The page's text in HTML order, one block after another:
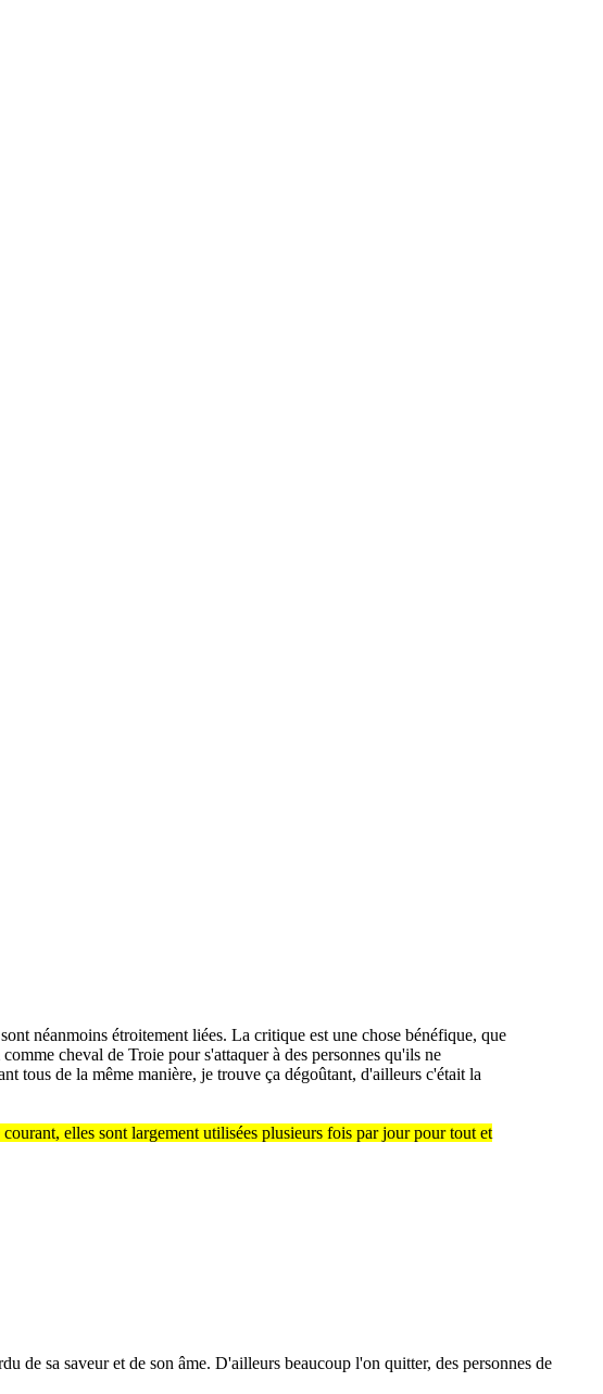
néanmoins étroitement liées. La critique est une chose bénéfique, que
cheval de Troie pour s'attaquer à des personnes qu'ils ne
tous de la même manière, je trouve ça dégoûtant, d'ailleurs c'était la
elles sont largement utilisées plusieurs fois par jour pour tout et
de sa saveur et de son âme. D'ailleurs beaucoup l'on quitter, des personnes de